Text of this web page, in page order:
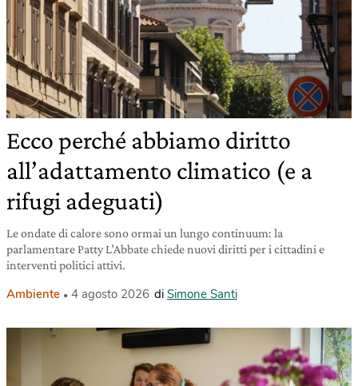
Ecco perché abbiamo diritto
all’adattamento climatico (e a
rifugi adeguati)
Le ondate di calore sono ormai un lungo continuum: la
parlamentare Patty L’Abbate chiede nuovi diritti per i cittadini e
interventi politici attivi.
Ambiente 4 agosto 2026 di Simone Santi